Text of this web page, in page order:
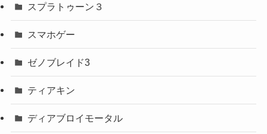
スプラトゥーン３
スマホゲー
ゼノブレイド3
ティアキン
ディアブロイモータル